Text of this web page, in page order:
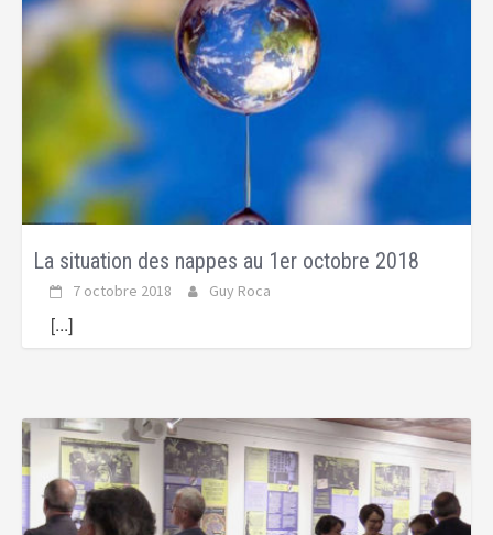
La situation des nappes au 1er octobre 2018
7 octobre 2018 Guy Roca
[...]